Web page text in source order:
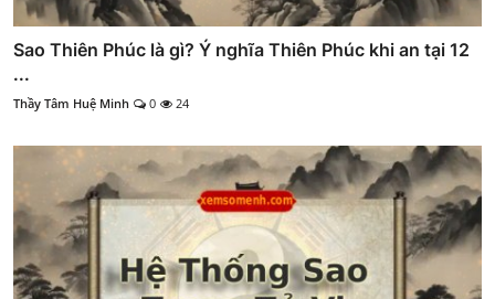
Sao Thiên Phúc là gì? Ý nghĩa Thiên Phúc khi an tại 12
...
Thầy Tâm Huệ Minh 0 24